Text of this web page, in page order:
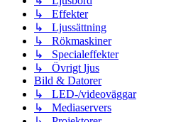
↳ Effekter
↳ Ljussättning
↳ Rökmaskiner
↳ Specialeffekter
↳ Övrigt ljus
Bild & Datorer
↳ LED-/videoväggar
↳ Mediaservers